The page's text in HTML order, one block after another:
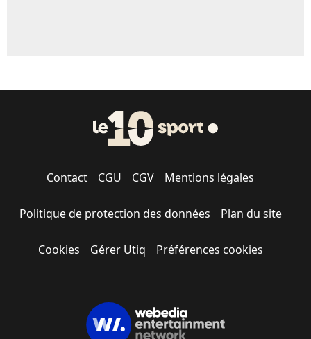
Contact CGU CGV Mentions légales
Politique de protection des données Plan du site
Cookies Gérer Utiq Préférences cookies